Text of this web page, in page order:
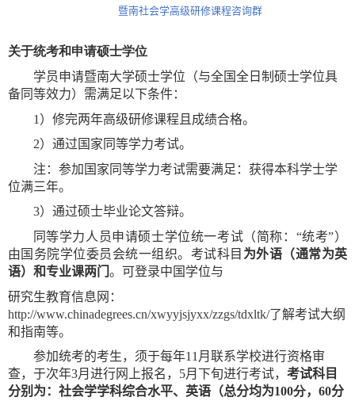
暨南社会学高级研修课程咨询群
关于统考和申请硕士学位
学员申请暨南大学硕士学位（与全国全日制硕士学位具
备同等效力）需满足以下条件：
1 ）修完两年高级研修课程且成绩合格。
2）通过国家同等学力考试。
注：参加国家同等学力考试需要满足：获得本科学士学
位满三年。
3）通过硕士毕业论文答辩。
同等学力人员申请硕士学位统一考试（简称：“统考”）
由国务院学位委员会统一组织。考试科目 为外语（通常为英
语）和专业课两门 。可登录中国学位与
研究生教育信息网：
http://www.chinadegrees.cn/xwyyjsjyxx/zzgs/tdxltk/了解考试大纲
和指南等。
参加统考的考生，须于每年11 月联系学校进行资格审
查，于次年3月进行网上报名， 5月下旬进行考试， 考试科目
分别为：社会学学科综合水平、英语（总分均为100分， 60分